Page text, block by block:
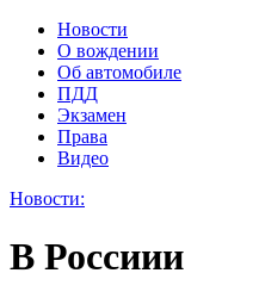
Новости
О вождении
Об автомобиле
ПДД
Экзамен
Права
Видео
Новости:
В Россиии